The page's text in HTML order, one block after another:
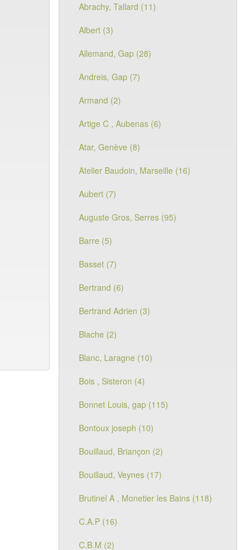
Abrachy, Tallard (11)
Albert (3)
Allemand, Gap (28)
Andreis, Gap (7)
Armand (2)
Artige C , Aubenas (6)
Atar, Genève (8)
Atelier Baudoin, Marseille (16)
Aubert (7)
Auguste Gros, Serres (95)
Barre (5)
Basset (7)
Bertrand (6)
Bertrand Adrien (3)
Blache (2)
Blanc, Laragne (10)
Bois , Sisteron (4)
Bonnet Louis, gap (115)
Bontoux joseph (10)
Bouillaud, Briançon (2)
Bouillaud, Veynes (17)
Brutinel A , Monetier les Bains (118)
C.A.P (16)
C.B.M (2)